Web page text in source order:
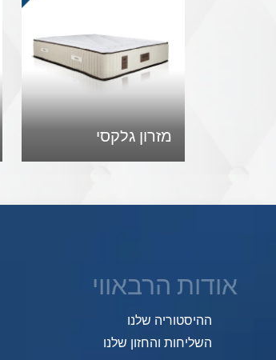
מזרון גלקסי
אודות הרבאווי
ההיסטוריה שלנו
השליחות והחזון שלנו